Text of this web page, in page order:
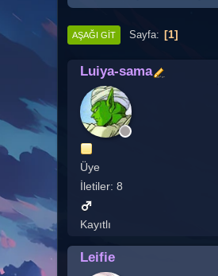
AŞAĞI GIT Sayfa 1
Luiya-sama
Üye
İletiler: 8
Kayıtlı
Leifie